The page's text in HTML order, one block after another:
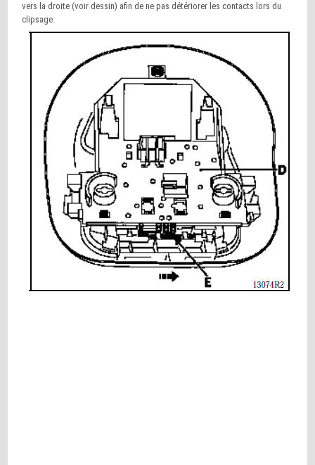
vers la droite (voir dessin) afin de ne pas détériorer les contacts lors du
clipsage.